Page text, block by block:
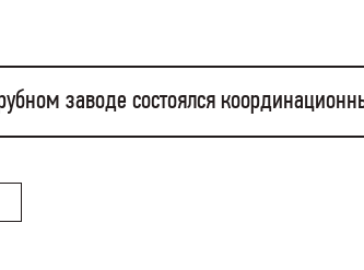
заводе состоялся